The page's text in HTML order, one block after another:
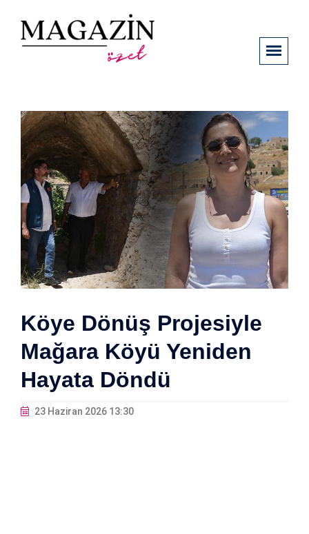
Köye Dönüş Projesiyle
Mağara Köyü Yeniden
Hayata Döndü
23 Haziran 2026 13:30